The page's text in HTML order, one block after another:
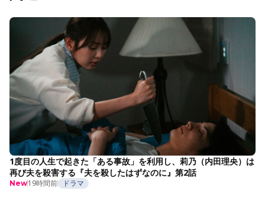
1度目の人生で起きた「ある事故」を利用し、莉乃（内田理央）は
再び夫を殺害する『夫を殺したはずなのに』第2話
New19時間前 ドラマ